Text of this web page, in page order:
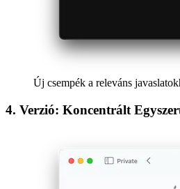
Algoritmusok és adatstruktúrák